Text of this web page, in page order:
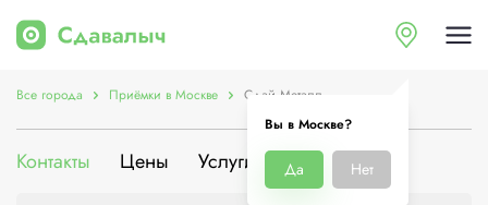
Вы в Москве?
Да Нет
Все города Приёмки в Москве Сдай Металл
Контакты Цены Услуги О компании